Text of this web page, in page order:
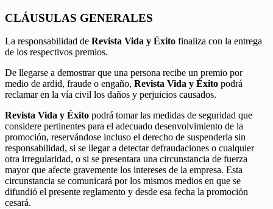
CLÁUSULAS GENERALES
La responsabilidad de Revista Vida y Éxito finaliza con la entrega
de los respectivos premios.
De llegarse a demostrar que una persona recibe un premio por
medio de ardid, fraude o engaño, Revista Vida y Éxito podrá
reclamar en la vía civil los daños y perjuicios causados.
Revista Vida y Éxito podrá tomar las medidas de seguridad que
considere pertinentes para el adecuado desenvolvimiento de la
promoción, reservándose incluso el derecho de suspenderla sin
responsabilidad, si se llegar a detectar defraudaciones o cualquier
otra irregularidad, o si se presentara una circunstancia de fuerza
mayor que afecte gravemente los intereses de la empresa. Esta
circunstancia se comunicará por los mismos medios en que se
difundió el presente reglamento y desde esa fecha la promoción
cesará.